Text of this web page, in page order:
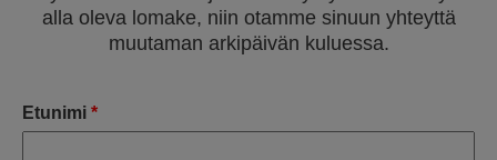
alla oleva lomake, niin otamme sinuun yhteyttä
muutaman arkipäivän kuluessa.
Etunimi *